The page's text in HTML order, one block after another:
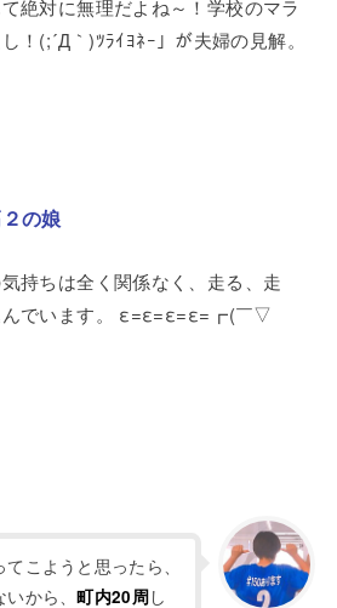
絶対に無理だよね～！学校のマラ
！(;´Д｀)ﾂﾗｲﾖﾈｰ」が夫婦の見解。
の娘
持ちは全く関係なく、走る、走
んでいます。 ε=ε=ε=ε=┏(￣▽
こようと思ったら、
いから、町内20周し